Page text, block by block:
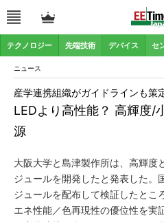
テクノロジー 先端技術 デバイス セ
ニュース
LEDより高性能？ 高輝度/
源
産学連携組織がガイドラインも策
大阪大学と島津製作所は、高輝度
ジュールを開発したと発表した。
ジュールを配布して検証したとこ
エネ性能／色再現性の優位性を実